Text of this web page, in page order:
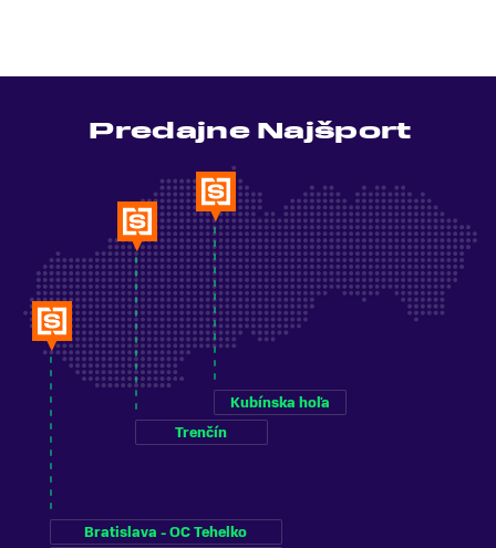
Predajne Najšport
Bratislava - OC Tehelko
Trenčín
Kubínska hoľa